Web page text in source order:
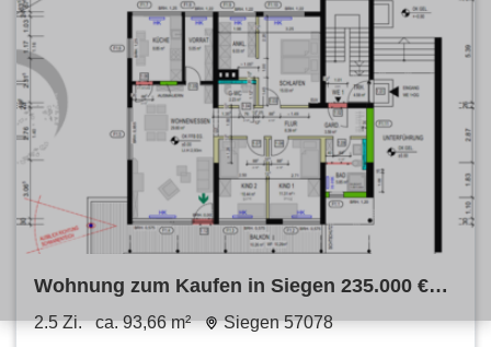
Wohnung zum Kaufen in Siegen 235.000 €
93.66 m²
2.5 Zi. ca. 93,66 m² Siegen 57078